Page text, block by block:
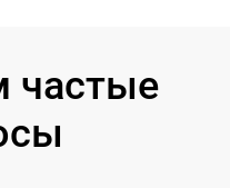
частые